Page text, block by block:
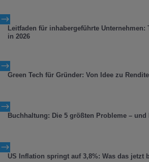
$
Leitfaden für inhabergeführte Unternehmen:
in 2026
$
Green Tech für Gründer: Von Idee zu Rendite
$
Buchhaltung: Die 5 größten Probleme – und
$
US Inflation springt auf 3,8%: Was das jetzt